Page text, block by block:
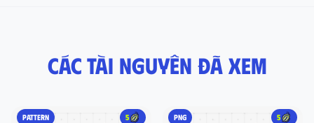
Các tài nguyên đã xem
PATTERN 5 PNG 5